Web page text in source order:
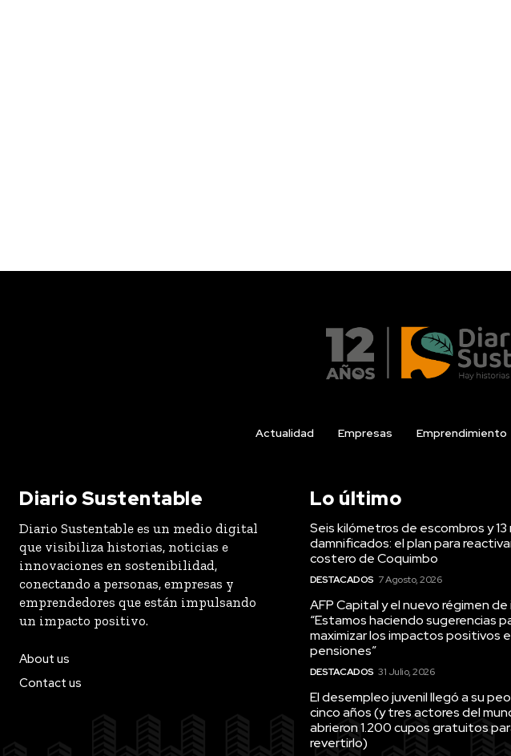
Actualidad Empresas Emprendimiento
Diario Sustentable
Diario Sustentable es un medio digital
que visibiliza historias, noticias e
innovaciones en sostenibilidad,
conectando a personas, empresas y
emprendedores que están impulsando
un impacto positivo.
About us
Contact us
Lo último
Seis kilómetros de escombros y 13
damnificados: el plan para
costero de Coquimbo
DESTACADOS 7 Agosto, 2026
AFP Capital y el nuevo régimen de
“Estamos haciendo sugerencias
maximizar los impactos positivos
pensiones”
DESTACADOS 31 Julio, 2026
El desempleo juvenil llegó a su
cinco años (y tres actores del
abrieron 1.200 cupos gratuitos
revertirlo)